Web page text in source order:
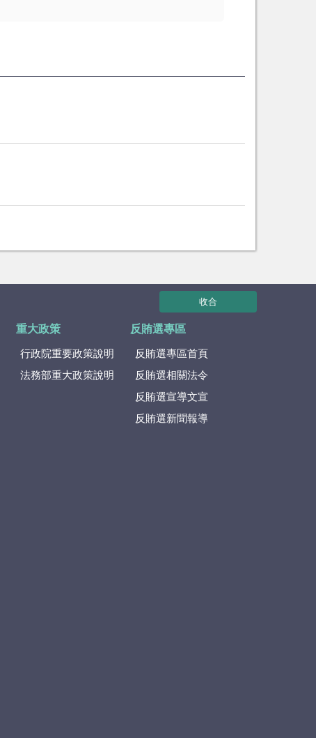
收合
重大政策
行政院重要政策說明
法務部重大政策說明
反賄選專區
反賄選專區首頁
反賄選相關法令
反賄選宣導文宣
反賄選新聞報導